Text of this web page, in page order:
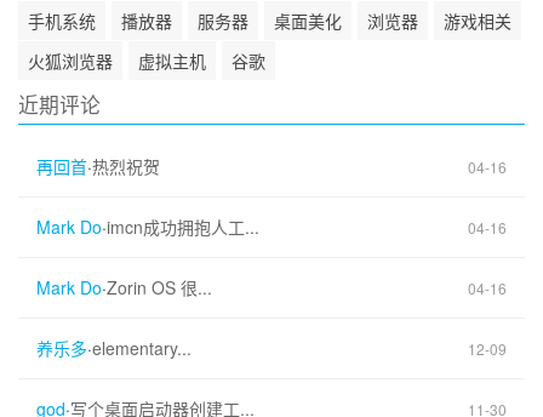
手机系统
播放器 服务器 桌面美化 浏览器
游戏相关
火狐浏览器
虚拟主机 谷歌
近期评论
再回首·热烈祝贺 04-16
Mark Do·imcn成功拥抱人工... 04-16
Mark Do·Zorin OS 很... 04-16
养乐多·elementary... 12-09
god·写个桌面启动器创建工... 11-30